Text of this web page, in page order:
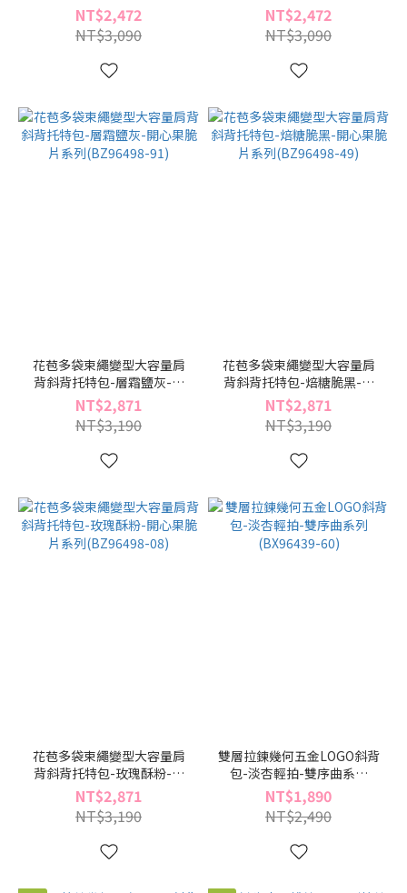
列(BZ96436-70)
NT$2,472
NT$3,090
列(BZ96436-49)
NT$2,472
NT$3,090
花苞多袋束繩變型大容量肩
背斜背托特包-層霜鹽灰-開
心果脆片系列(BZ96498-91)
NT$2,871
NT$3,190
花苞多袋束繩變型大容量肩
背斜背托特包-焙糖脆黑-開
心果脆片系列(BZ96498-49)
NT$2,871
NT$3,190
花苞多袋束繩變型大容量肩
背斜背托特包-玫瑰酥粉-開
心果脆片系列(BZ96498-08)
NT$2,871
NT$3,190
雙層拉鍊幾何五金LOGO斜背
包-淡杏輕拍-雙序曲系列
(BX96439-60)
NT$1,890
NT$2,490